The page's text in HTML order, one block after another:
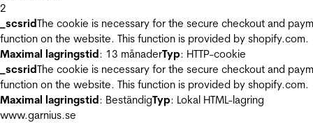
2
_scsridThe cookie is necessary for the secure checkout and
function on the website. This function is provided by shopify.com.
Maximal lagringstid: 13 månaderTyp: HTTP-cookie
_scsridThe cookie is necessary for the secure checkout and
function on the website. This function is provided by shopify.com.
Maximal lagringstid: BeständigTyp: Lokal HTML-lagring
www.garnius.se